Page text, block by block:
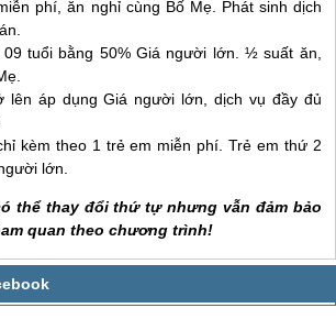
phí, ăn nghỉ cùng Bố Mẹ. Phát sinh dịch
tuổi bằng 50% Giá người lớn. ½ suất ăn,
lên áp dụng Giá người lớn, dịch vụ đầy đủ
kèm theo 1 trẻ em miễn phí. Trẻ em thứ 2
lớn.
thể thay đổi thứ tự nhưng vẫn đảm bảo
quan theo chương trình!